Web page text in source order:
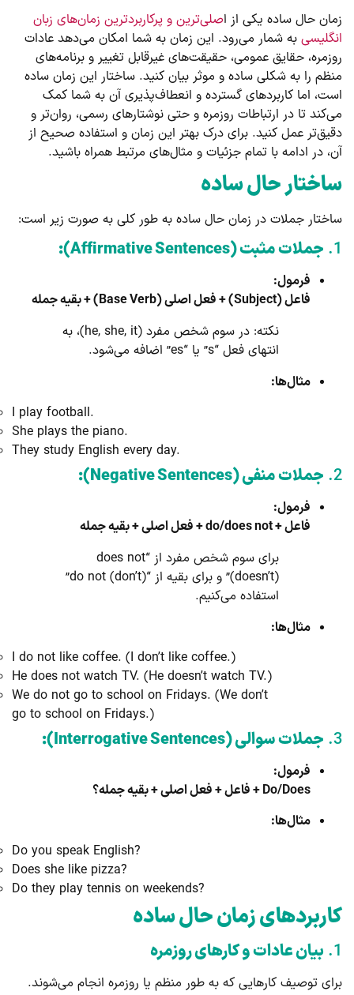
زمان حال ساده یکی از اصلی‌ترین و پرکاربردترین زمان‌های زبان
انگلیسی به شمار می‌رود. این زمان به شما امکان می‌دهد عادات
روزمره، حقایق عمومی، حقیقت‌های غیرقابل تغییر و برنامه‌های
منظم را به شکلی ساده و موثر بیان کنید. ساختار این زمان ساده
است، اما کاربردهای گسترده و انعطاف‌پذیری آن به شما کمک
می‌کند تا در ارتباطات روزمره و حتی نوشتارهای رسمی، روان‌تر و
دقیق‌تر عمل کنید. برای درک بهتر این زمان و استفاده صحیح از
آن، در ادامه با تمام جزئیات و مثال‌های مرتبط همراه باشید.
ساختار حال ساده
ساختار جملات در زمان حال ساده به طور کلی به صورت زیر است:
1. جملات مثبت (Affirmative Sentences):
فرمول:
فاعل (Subject) + فعل اصلی (Base Verb) + بقیه جمله
نکته: در سوم شخص مفرد (he, she, it)، به
انتهای فعل “s” یا “es” اضافه می‌شود.
مثال‌ها:
I play football.
She plays the piano.
They study English every day.
2. جملات منفی (Negative Sentences):
فرمول:
فاعل + do/does not + فعل اصلی + بقیه جمله
برای سوم شخص مفرد از “does not
(doesn’t)” و برای بقیه از “do not (don’t)”
استفاده می‌کنیم.
مثال‌ها:
I do not like coffee. (I don’t like coffee.)
He does not watch TV. (He doesn’t watch TV.)
We do not go to school on Fridays. (We don’t
go to school on Fridays.)
3. جملات سوالی (Interrogative Sentences):
فرمول:
Do/Does + فاعل + فعل اصلی + بقیه جمله؟
مثال‌ها:
Do you speak English?
Does she like pizza?
Do they play tennis on weekends?
کاربردهای زمان حال ساده
1. بیان عادات و کارهای روزمره
برای توصیف کارهایی که به طور منظم یا روزمره انجام می‌شوند.